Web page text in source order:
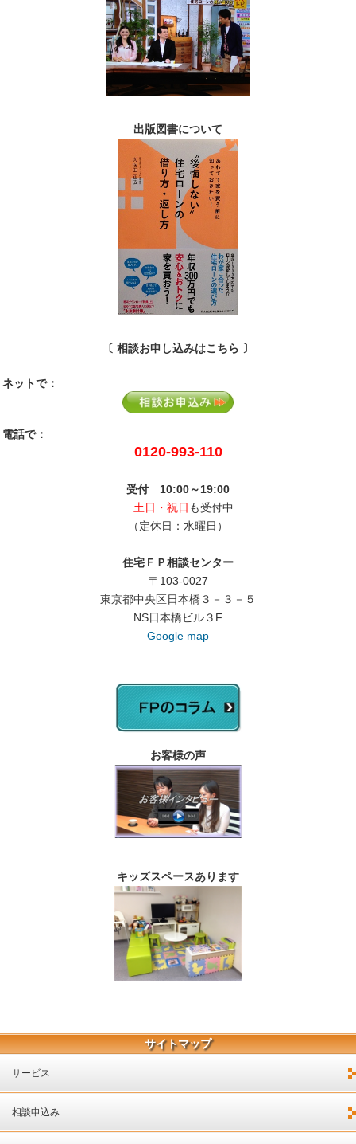
出版図書について
〔 相談お申し込みはこちら 〕
ネットで：
電話で：
0120-993-110
受付 10:00～19:00
土日・祝日 も受付中
（定休日：水曜日）
住宅ＦＰ相談センター
〒103-0027
東京都中央区日本橋３－３－５
NS日本橋ビル３F
Google map
お客様の声
キッズスペースあります
サイトマップ
サービス
相談申込み